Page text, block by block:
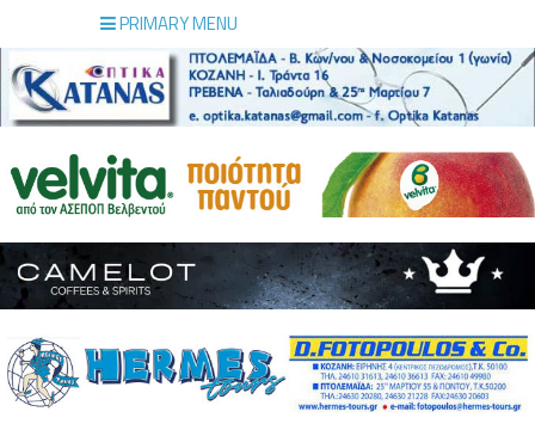
PRIMARY MENU